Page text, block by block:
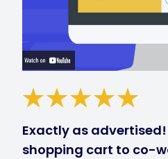
Exactly as
shopping cart to co-